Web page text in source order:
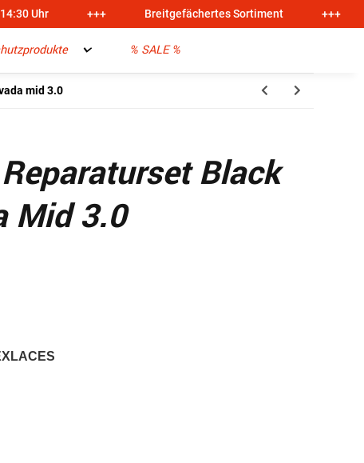
Uhr +++ Breitgefächertes Sortiment +++
% SALE %
mid 3.0
Black
Mid 3.0
FLEXLACES